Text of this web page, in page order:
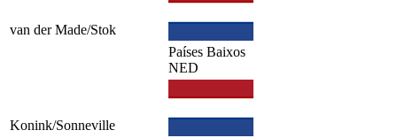
van der Made/Stok
Países Baixos
NED
Konink/Sonneville